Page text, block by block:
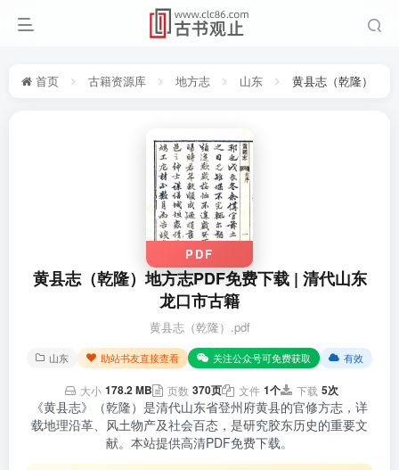
首页 古籍资源库 地方志 山东 黄县志（乾隆）
PDF
黄县志（乾隆）地方志PDF免费下载 | 清代山东
龙口市古籍
黄县志（乾隆）.pdf
山东 助站书友直接查看 关注公众号可免费获取 有效
大小 178.2 MB 页数 370页 文件 1个 下载 5次
《黄县志》（乾隆）是清代山东省登州府黄县的官修方志，详
载地理沿革、风土物产及社会百态，是研究胶东历史的重要文
献。本站提供高清PDF免费下载。